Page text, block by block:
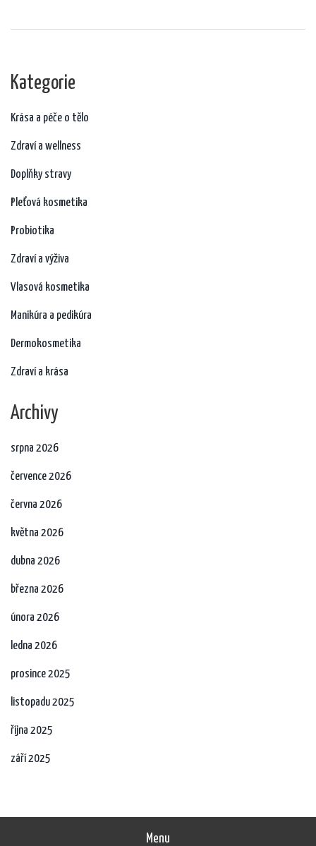
Kategorie
Krása a péče o tělo
Zdraví a wellness
Doplňky stravy
Pleťová kosmetika
Probiotika
Zdraví a výživa
Vlasová kosmetika
Manikúra a pedikúra
Dermokosmetika
Zdraví a krása
Archivy
srpna 2026
července 2026
června 2026
května 2026
dubna 2026
března 2026
února 2026
ledna 2026
prosince 2025
listopadu 2025
října 2025
září 2025
Menu